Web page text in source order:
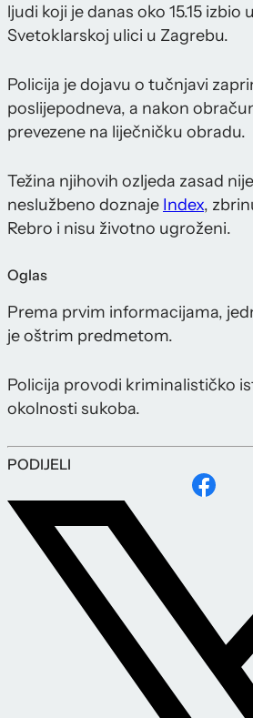
ljudi koji je danas oko 15.15 izbio
Svetoklarskoj ulici u Zagrebu.
Policija je dojavu o tučnjavi
poslijepodneva, a nakon
prevezene na liječničku obradu.
Težina njihovih ozljeda zasad
neslužbeno doznaje Index,
Rebro i nisu životno ugroženi.
Oglas
Prema prvim informacijama,
je oštrim predmetom.
Policija provodi kriminalističko
okolnosti sukoba.
PODIJELI